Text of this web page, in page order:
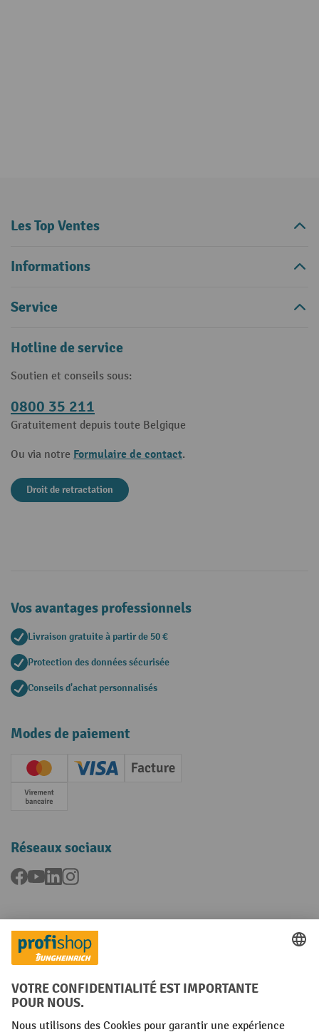
Les Top Ventes
Informations
Service
Hotline de service
Soutien et conseils sous:
0800 35 211
Gratuitement depuis toute Belgique
Ou via notre Formulaire de contact.
Droit de retractation
Vos avantages professionnels
Livraison gratuite à partir de 50 €
Protection des données sécurisée
Conseils d'achat personnalisés
Modes de paiement
Creditcard (Master)Creditcard (Visa)
Facture
Paiement anticipé
Réseaux sociaux
Facebook
YouTubeLinkedInInstagram
Langues
FR NL
Conditions générales Mentions légales